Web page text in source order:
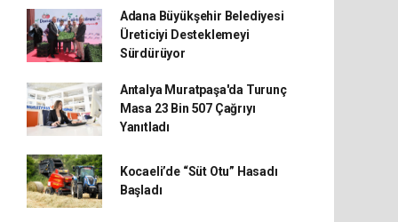
Adana Büyükşehir Belediyesi
Üreticiyi Desteklemeyi
Sürdürüyor
Antalya Muratpaşa'da Turunç
Masa 23 Bin 507 Çağrıyı
Yanıtladı
Kocaeli’de “Süt Otu” Hasadı
Başladı